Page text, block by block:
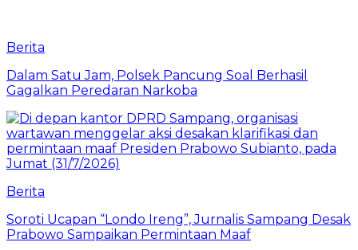
Berita
Dalam Satu Jam, Polsek Pancung Soal Berhasil
Gagalkan Peredaran Narkoba
Berita
Soroti Ucapan “Londo Ireng”, Jurnalis Sampang Desak
Prabowo Sampaikan Permintaan Maaf